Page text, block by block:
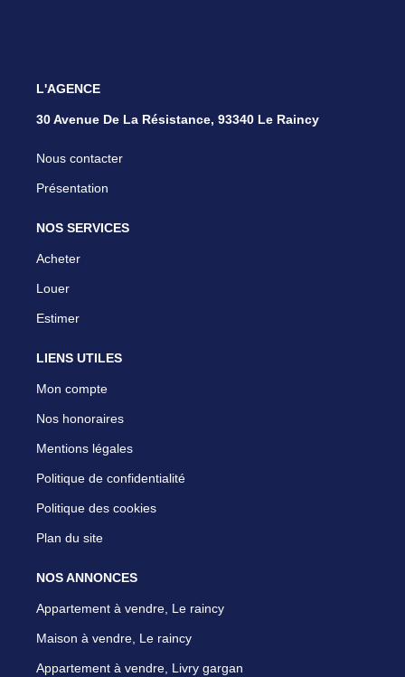
L'AGENCE
30 Avenue De La Résistance, 93340 Le Raincy
Nous contacter
Présentation
NOS SERVICES
Acheter
Louer
Estimer
LIENS UTILES
Mon compte
Nos honoraires
Mentions légales
Politique de confidentialité
Politique des cookies
Plan du site
NOS ANNONCES
Appartement à vendre, Le raincy
Maison à vendre, Le raincy
Appartement à vendre, Livry gargan